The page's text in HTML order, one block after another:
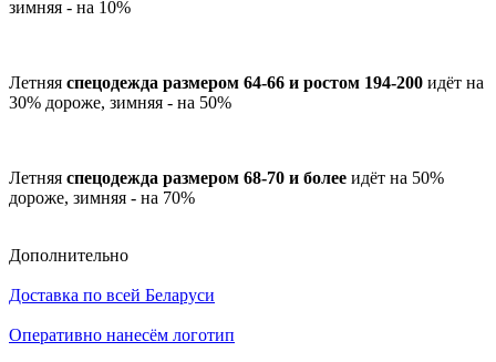
зимняя - на 10%
Летняя спецодежда размером 64-66 и ростом 194-200 идёт на
30% дороже, зимняя - на 50%
Летняя спецодежда размером 68-70 и более идёт на 50%
дороже, зимняя - на 70%
Дополнительно
Доставка по всей Беларуси
Оперативно нанесём логотип